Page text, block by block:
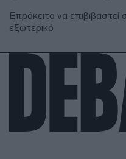
Επρόκειτο να
εξωτερικό